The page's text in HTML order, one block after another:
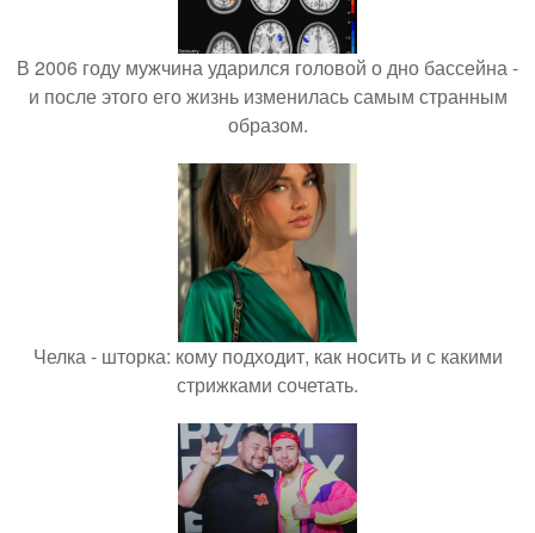
В 2006 году мужчина ударился головой о дно бассейна -
и после этого его жизнь изменилась самым странным
образом.
Челка - шторка: кому подходит, как носить и с какими
стрижками сочетать.